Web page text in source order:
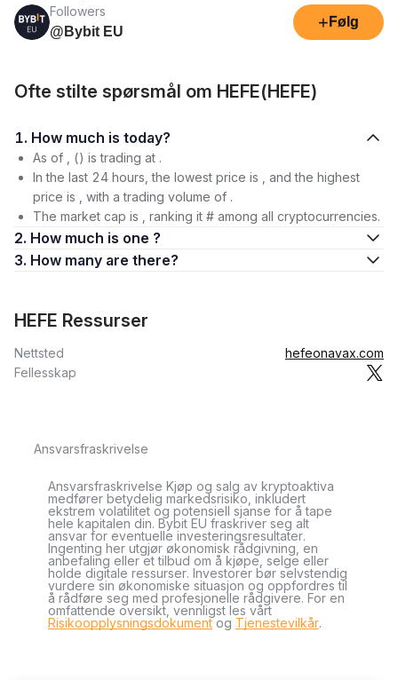
Followers
@Bybit EU
+ Følg
Ofte stilte spørsmål om HEFE(HEFE)
1. How much is today?
As of , () is trading at .
In the last 24 hours, the lowest price is , and the highest
price is , with a trading volume of .
The market cap is , ranking it # among all cryptocurrencies.
2. How much is one ?
3. How many are there?
HEFE Ressurser
Nettsted
hefeonavax.com
Fellesskap
Ansvarsfraskrivelse
Ansvarsfraskrivelse Kjøp og salg av kryptoaktiva
medfører betydelig markedsrisiko, inkludert
ekstrem volatilitet og potensiell sjanse for å tape
hele kapitalen din. Bybit EU fraskriver seg alt
ansvar for eventuelle investeringsresultater.
Ingenting her utgjør økonomisk rådgivning, en
anbefaling eller et tilbud om å kjøpe, selge eller
holde digitale ressurser. Investorer bør selvstendig
vurdere sin økonomiske situasjon og oppfordres til
å rådføre seg med profesjonelle rådgivere. For en
omfattende oversikt, vennligst les vårt
Risikoopplysningsdokumentog Tjenestevilkår.